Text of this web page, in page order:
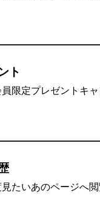
ト
限定プレゼントキ
見たいあのページへ